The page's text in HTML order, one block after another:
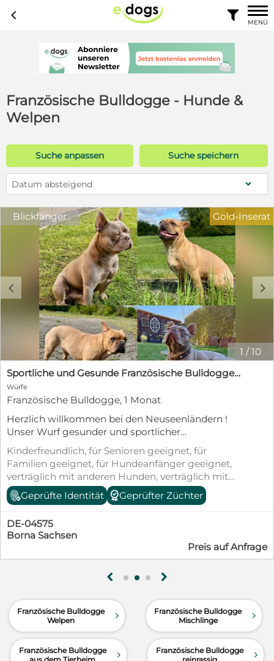
c 
MENÜ
Französische Bulldogge - Hunde &
Welpen
Suche anpassen Suche speichern
Datum absteigend
Blickfänger
1 /10
c d
Gold-Inserat
Sportliche und Gesunde Französische Bulldoggen aus seriöser Familienzucht.
Würfe
Französische Bulldogge, 1 Monat
Herzlich willkommen bei den Neuseenländern !
Unser Wurf gesunder und sportlicher
Französischer Bulldoggen ist am 16.Juli gelandet
sie entwickeln sich prächtig und wir vergeben nun
unsere Termine zum persönlichen Kennenlernen!
Wir bemühen uns eine absolut transparente und
informative Zucht vorzustellen, da wir der Meinung
sind, dass ein seriöser Züchter alles offen darlegen
kann und nichts zu verheimlichen hat. www.Le-
Bulldogs.de Beste Grüße
Kinderfreundlich, für Senioren geeignet, für
Familien geeignet, für Hundeanfänger geeignet,
verträglich mit anderen Hunden, verträglich mit
Katzen, geimpft (mind. Pflichtimpfungen),
entwurmt, gechipt, mit EU-Heimtierausweis,
Tierschutzgesetz §11
Geprüfte Identität Geprüfter Züchter
DE-04575
Borna Sachsen
Preis auf Anfrage
g h
Französische Bulldogge
Welpen
d
Französische Bulldogge
Mischlinge
d
Französische Bulldogge
d
Französische Bulldogge
d